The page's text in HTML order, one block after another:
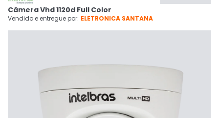
Cupons
CADASTRE-SE
Câmera Vhd 1120d Full Color
Vendido e entregue por: ELETRONICA SANTANA